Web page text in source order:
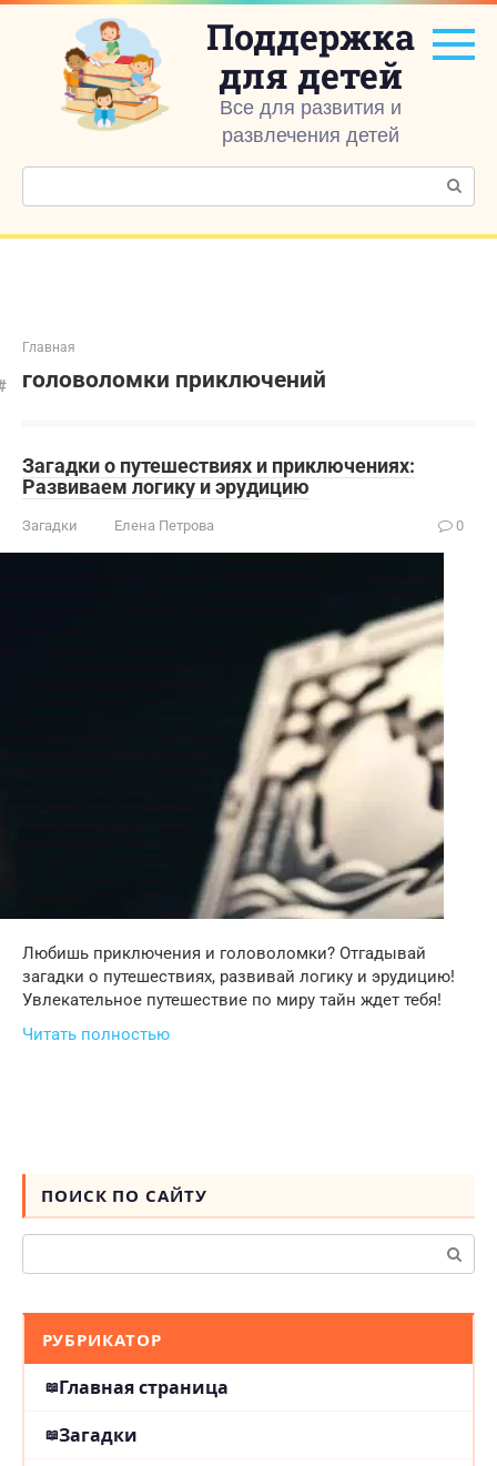
Перейти
контенту
Поддержка
для детей
Все для развития и
развлечения детей
Поиск:
Главная
головоломки приключений
Загадки о путешествиях и приключениях:
Развиваем логику и эрудицию
Загадки Елена Петрова 0
Любишь приключения и головоломки? Отгадывай
загадки о путешествиях, развивай логику и эрудицию!
Увлекательное путешествие по миру тайн ждет тебя!
Читать полностью
ПОИСК ПО САЙТУ
РУБРИКАТОР
Главная страница
Загадки